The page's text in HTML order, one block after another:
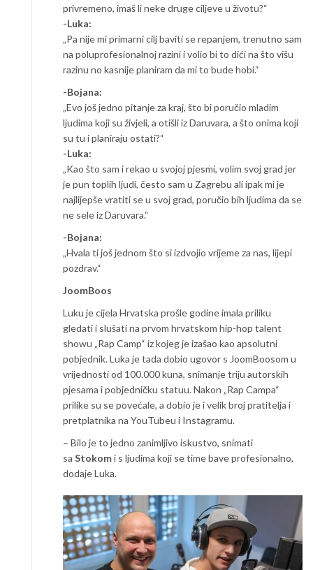
privremeno, imaš li neke druge ciljeve u životu?“
-Luka:
„Pa nije mi primarni cilj baviti se repanjem, trenutno sam
na poluprofesionalnoj razini i volio bi to dići na što višu
razinu no kasnije planiram da mi to bude hobi.“
-Bojana:
„Evo još jedno pitanje za kraj, što bi poručio mladim
ljudima koji su živjeli, a otišli iz Daruvara, a što onima koji
su tu i planiraju ostati?“
-Luka:
„Kao što sam i rekao u svojoj pjesmi, volim svoj grad jer
je pun toplih ljudi, često sam u Zagrebu ali ipak mi je
najlijepše vratiti se u svoj grad, poručio bih ljudima da se
ne sele iz Daruvara.“
-Bojana:
„Hvala ti još jednom što si izdvojio vrijeme za nas, lijepi
pozdrav.“
JoomBoos
Luku je cijela Hrvatska prošle godine imala priliku
gledati i slušati na prvom hrvatskom hip-hop talent
showu „Rap Camp“ iz kojeg je izašao kao apsolutni
pobjednik. Luka je tada dobio ugovor s JoomBoosom u
vrijednosti od 100.000 kuna, snimanje triju autorskih
pjesama i pobjedničku statuu. Nakon „Rap Campa“
prilike su se povećale, a dobio je i velik broj pratitelja i
pretplatnika na YouTubeu i Instagramu.
– Bilo je to jedno zanimljivo iskustvo, snimati
sa Stokomi s ljudima koji se time bave profesionalno,
dodaje Luka.